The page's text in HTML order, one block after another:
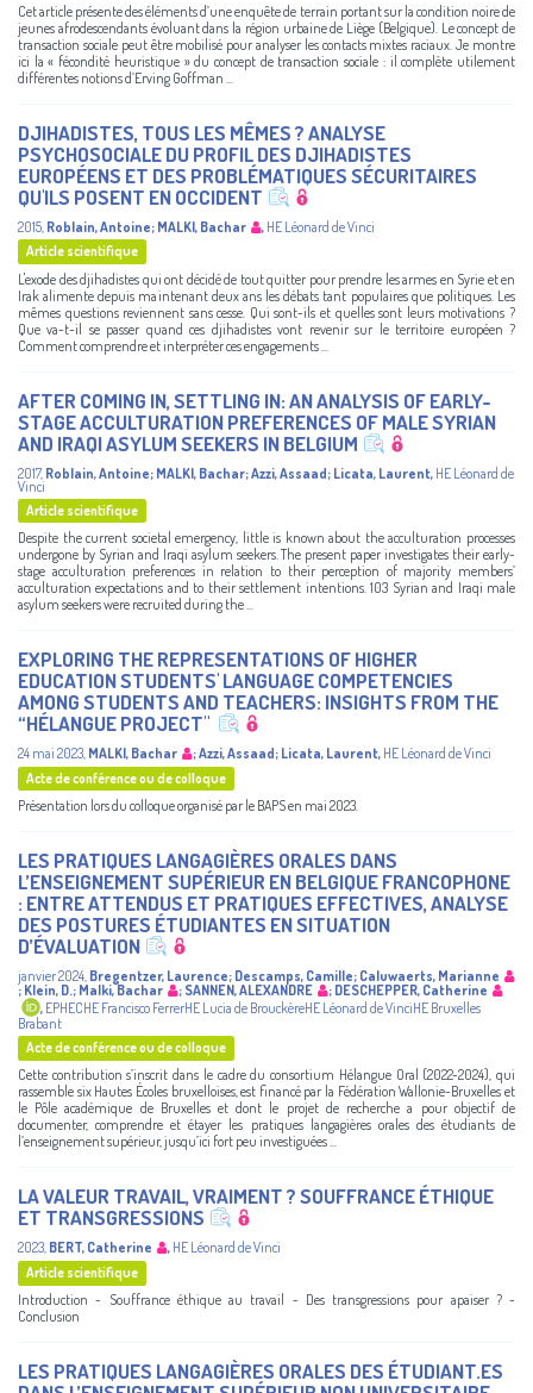
Cet article présente des éléments d’une enquête de terrain portant sur la condition noire de
jeunes afrodescendants évoluant dans la région urbaine de Liège (Belgique). Le concept de
transaction sociale peut être mobilisé pour analyser les contacts mixtes raciaux. Je montre
ici la « fécondité heuristique » du concept de transaction sociale : il complète utilement
différentes notions d’Erving Goffman ...
DJIHADISTES, TOUS LES MÊMES ? ANALYSE
PSYCHOSOCIALE DU PROFIL DES DJIHADISTES
EUROPÉENS ET DES PROBLÉMATIQUES SÉCURITAIRES
QU'ILS POSENT EN OCCIDENT
2015 Roblain, Antoine; MALKI, Bachar , HE Léonard de Vinci
Article scientifique
L'exode des djihadistes qui ont décidé de tout quitter pour prendre les armes en Syrie et en
Irak alimente depuis maintenant deux ans les débats tant populaires que politiques. Les
mêmes questions reviennent sans cesse. Qui sont-ils et quelles sont leurs motivations ?
Que va-t-il se passer quand ces djihadistes vont revenir sur le territoire européen ?
Comment comprendre et interpréter ces engagements ...
AFTER COMING IN, SETTLING IN: AN ANALYSIS OF EARLY-
STAGE ACCULTURATION PREFERENCES OF MALE SYRIAN
AND IRAQI ASYLUM SEEKERS IN BELGIUM
2017, Roblain, Antoine; MALKI, Bachar;Azzi, Assaad; Licata, Laurent, HE Léonard de
Vinci
Article scientifique
Despite the current societal emergency, little is known about the acculturation processes
undergone by Syrian and Iraqi asylum seekers. The present paper investigates their early-
stage acculturation preferences in relation to their perception of majority members’
acculturation expectations and to their settlement intentions. 103 Syrian and Iraqi male
asylum seekers were recruited during the ...
EXPLORING THE REPRESENTATIONS OF HIGHER
EDUCATION STUDENTS' LANGUAGE COMPETENCIES
AMONG STUDENTS AND TEACHERS: INSIGHTS FROM THE
“HÉLANGUE PROJECT" ​
24 mai 2023 MALKI, Bachar ;Azzi, Assaad; Licata, Laurent, HE Léonard de Vinci
Acte de conférence ou de colloque
Présentation lors du colloque organisé par le BAPS en mai 2023.
LES PRATIQUES LANGAGIÈRES ORALES DANS
L’ENSEIGNEMENT SUPÉRIEUR EN BELGIQUE FRANCOPHONE
: ENTRE ATTENDUS ET PRATIQUES EFFECTIVES, ANALYSE
DES POSTURES ÉTUDIANTES EN SITUATION
D’ÉVALUATION
janvier 2024, Bregentzer, Laurence; Descamps, Camille; Caluwaerts, Marianne
; Klein, D.; Malki, Bachar ; SANNEN, ALEXANDRE ; DESCHEPPER, Catherine
, EPHECHE Francisco FerrerHE Lucia de BrouckèreHE Léonard de VinciHE Bruxelles
Brabant
Acte de conférence ou de colloque
Cette contribution s’inscrit dans le cadre du consortium Hélangue Oral (2022-2024), qui
rassemble six Hautes Écoles bruxelloises, est financé par la Fédération Wallonie-Bruxelles et
le Pôle académique de Bruxelles et dont le projet de recherche a pour objectif de
documenter, comprendre et étayer les pratiques langagières orales des étudiants de
l’enseignement supérieur, jusqu’ici fort peu investiguées ...
LA VALEUR TRAVAIL, VRAIMENT ? SOUFFRANCE ÉTHIQUE
ET TRANSGRESSIONS
2023, BERT, Catherine , HE Léonard de Vinci
Article scientifique
Introduction - Souffrance éthique au travail - Des transgressions pour apaiser ? -
Conclusion
LES PRATIQUES LANGAGIÈRES ORALES DES ÉTUDIANT.ES